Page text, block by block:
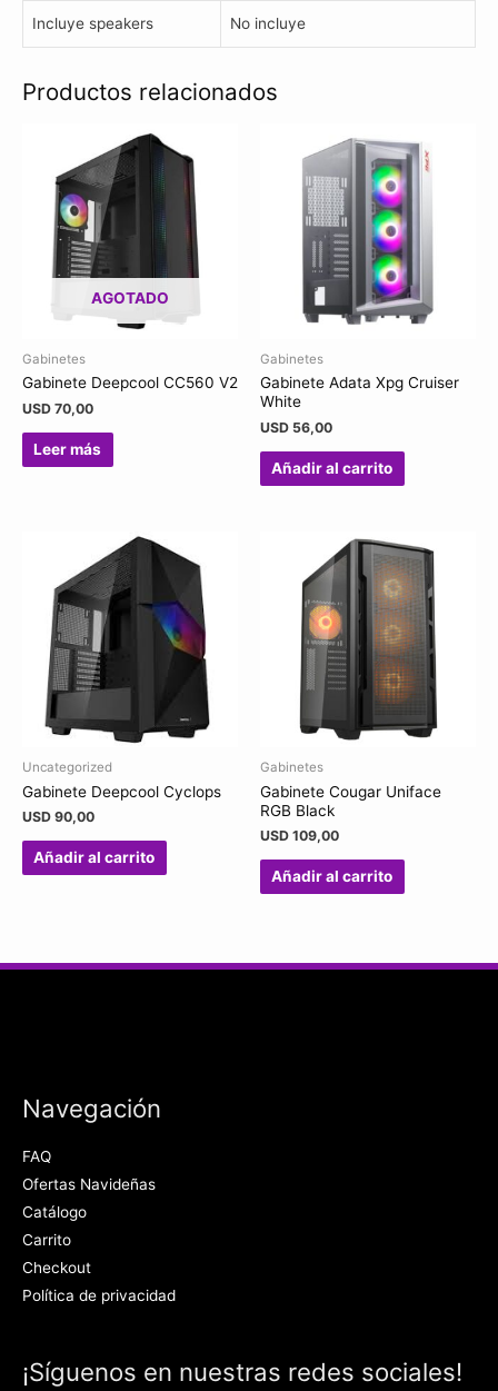
Incluye speakers No incluye
Productos relacionados
AGOTADO
Gabinetes
Gabinete Deepcool CC560 V2
USD 70,00
Leer más
Gabinetes
Gabinete Adata Xpg Cruiser
White
USD 56,00
Añadir al carrito
Uncategorized
Gabinete Deepcool Cyclops
USD 90,00
Añadir al carrito
Gabinetes
Gabinete Cougar Uniface
RGB Black
USD 109,00
Añadir al carrito
Navegación
FAQ
Ofertas Navideñas
Catálogo
Carrito
Checkout
Política de privacidad
¡Síguenos en nuestras redes sociales!